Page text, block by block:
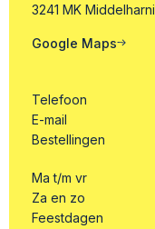
3241 MK
Google Maps
Telefoon
E-mail
Bestellingen
Ma t/m vr
Za en zo
Feestdagen